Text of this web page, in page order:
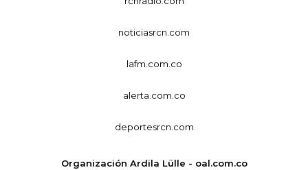
noticiasrcn.com
lafm.com.co
alerta.com.co
deportesrcn.com
Organización Ardila Lülle - oal.com.co